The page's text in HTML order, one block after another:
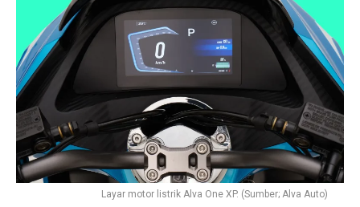
Layar motor listrik Alva One XP. (Sumber; Alva Auto)